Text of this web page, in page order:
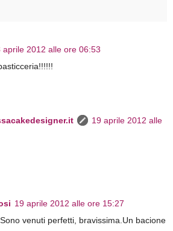
aprile 2012 alle ore 06:53
19 aprile 2012 alle
19 aprile 2012 alle ore 15:27
venuti perfetti, bravissima.Un bacione